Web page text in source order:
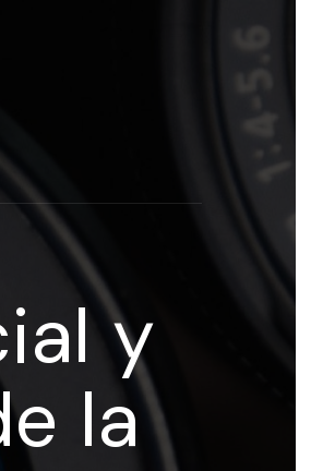
y
la
de Grupo Esneca TV